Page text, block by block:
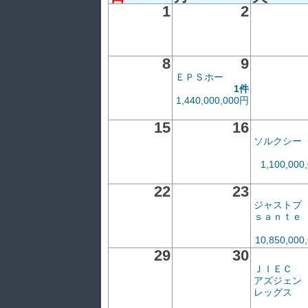
1
2
8 9
ＥＰＳホー
1件
1,440,000,000円
15 16
ソルクシー
22 23
ジャストプ
ｓａｎｔｅ
29 30
ＪＩＥＣ
アズジェン
レッグス